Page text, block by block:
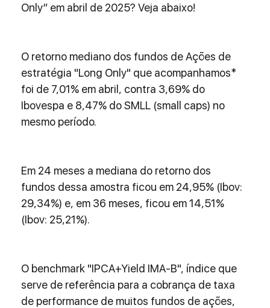
Only” em abril de 2025? Veja abaixo!
O retorno mediano dos fundos de Ações de
estratégia "Long Only" que acompanhamos*
foi de 7,01% em abril, contra 3,69% do
Ibovespa e 8,47% do SMLL (small caps) no
mesmo período.
Em 24 meses a mediana do retorno dos
fundos dessa amostra ficou em 24,95% (Ibov:
29,34%) e, em 36 meses, ficou em 14,51%
(Ibov: 25,21%).
O benchmark "IPCA+Yield IMA-B", índice que
serve de referência para a cobrança de taxa
de performance de muitos fundos de ações,